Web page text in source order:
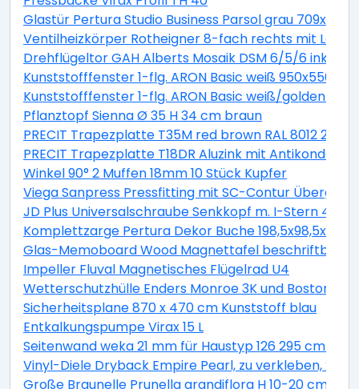
Glastür Pertura Studio Business Parsol grau
Ventilheizkörper Rotheigner 8-fach rechts mit
Drehflügeltor GAH Alberts Mosaik DSM 6/5/6 inkl.
Kunststofffenster 1-flg. ARON Basic weiß 950x550
Kunststofffenster 1-flg. ARON Basic weiß/golden oak
Pflanztopf Sienna Ø 35 H 34 cm braun
PRECIT Trapezplatte T35M red brown RAL 8012 2300
PRECIT Trapezplatte T18DR Aluzink mit
Winkel 90° 2 Muffen 18mm 10 Stück Kupfer
Viega Sanpress Pressfitting mit SC-Contur
JD Plus Universalschraube Senkkopf m. I-Stern
Komplettzarge Pertura Dekor Buche 198,5x98,5x16,0
Glas-Memoboard Wood Magnettafel beschriftbar
Impeller Fluval Magnetisches Flügelrad U4
Wetterschutzhülle Enders Monroe 3K und Boston 3K
Sicherheitsplane 870 x 470 cm Kunststoff blau
Entkalkungspumpe Virax 15 L
Seitenwand weka 21 mm für Haustyp 126 295 cm
Vinyl-Diele Dryback Empire Pearl, zu verkleben,
Große Braunelle Prunella grandiflora H 10-20 cm Co